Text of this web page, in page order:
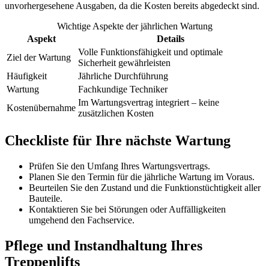
unvorhergesehene Ausgaben, da die Kosten bereits abgedeckt sind.
Wichtige Aspekte der jährlichen Wartung
Aspekt
Details
Ziel der Wartung
Volle Funktionsfähigkeit und optimale
Sicherheit gewährleisten
Häufigkeit
Jährliche Durchführung
Wartung
Fachkundige Techniker
Kostenübernahme
Im Wartungsvertrag integriert – keine
zusätzlichen Kosten
Checkliste für Ihre nächste Wartung
Prüfen Sie den Umfang Ihres Wartungsvertrags.
Planen Sie den Termin für die jährliche Wartung im Voraus.
Beurteilen Sie den Zustand und die Funktionstüchtigkeit aller
Bauteile.
Kontaktieren Sie bei Störungen oder Auffälligkeiten
umgehend den Fachservice.
Pflege und Instandhaltung Ihres
Treppenlifts